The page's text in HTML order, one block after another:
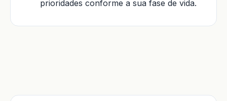
prioridades conforme a sua fase de vida.